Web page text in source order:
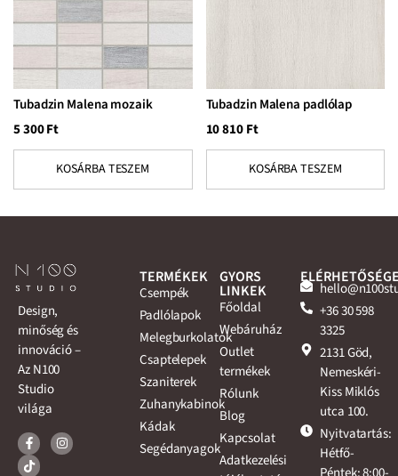
Tubadzin Malena mozaik
5 300Ft
KOSÁRBA TESZEM
Tubadzin Malena padlólap
10 810Ft
KOSÁRBA TESZEM
Design,
minőség és
innováció –
Az N100
Studio
világa
TERMÉKEK
Csempék
Padlólapok
Melegburkolatok
Csaptelepek
Szaniterek
Zuhanykabinok
Kádak
Segédanyagok
GYORS
LINKEK
Főoldal
Webáruház
Outlet
termékek
Rólunk
Blog
Kapcsolat
Adatkezelési
+36 30 598
3325
2131 Göd,
Nemeskéri-
Kiss Miklós
utca 100.
Nyitvatartás:
Hétfő-